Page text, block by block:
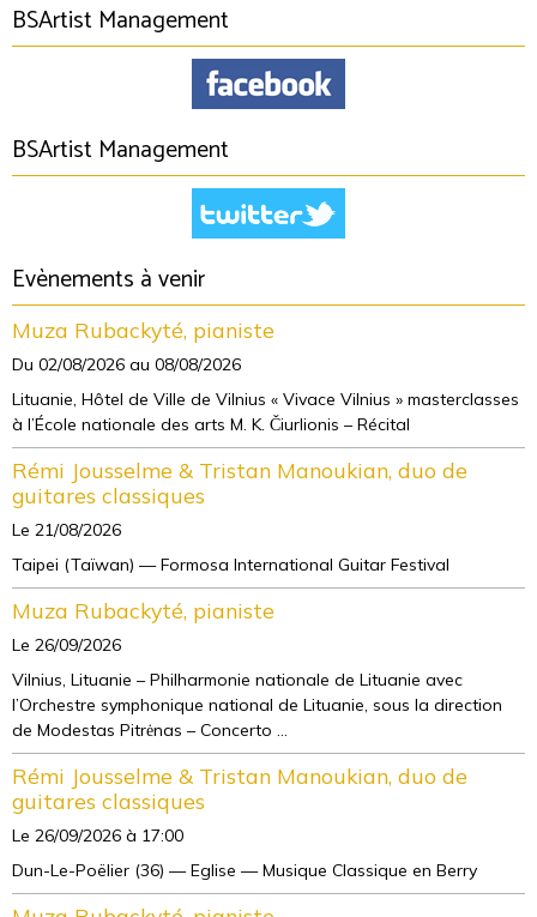
BSArtist Management
BSArtist Management
Evènements à venir
Muza Rubackyté, pianiste
Du 02/08/2026 au 08/08/2026
Lituanie, Hôtel de Ville de Vilnius « Vivace Vilnius » masterclasses
à l’École nationale des arts M. K. Čiurlionis – Récital
Rémi Jousselme & Tristan Manoukian, duo de
guitares classiques
Le 21/08/2026
Taipei (Taïwan) — Formosa International Guitar Festival
Muza Rubackyté, pianiste
Le 26/09/2026
Vilnius, Lituanie – Philharmonie nationale de Lituanie avec
l’Orchestre symphonique national de Lituanie, sous la direction
de Modestas Pitrėnas – Concerto ...
Rémi Jousselme & Tristan Manoukian, duo de
guitares classiques
Le 26/09/2026 à 17:00
Dun-Le-Poëlier (36) — Eglise — Musique Classique en Berry